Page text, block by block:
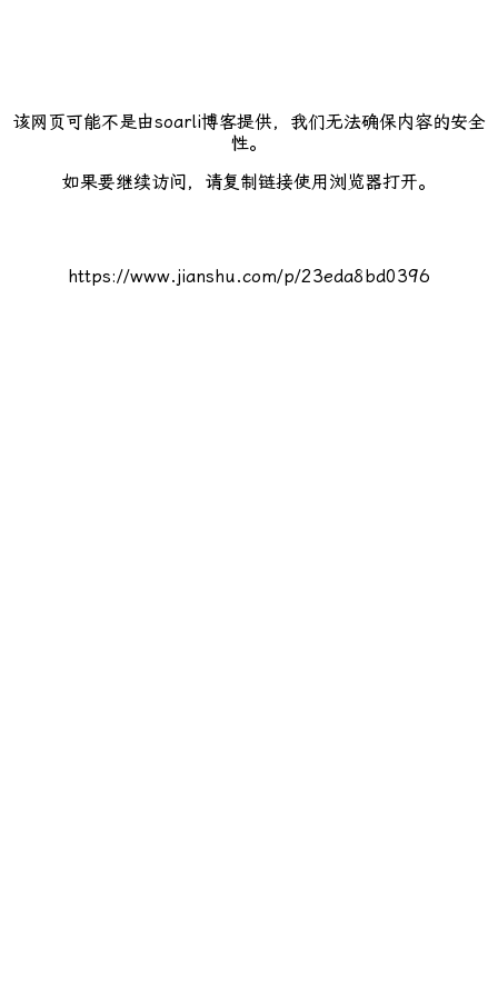
该网页可能不是由soarli博客提供，我们无法确保内容的安全
性。
如果要继续访问，请复制链接使用浏览器打开。
https://www.jianshu.com/p/23eda8bd0396